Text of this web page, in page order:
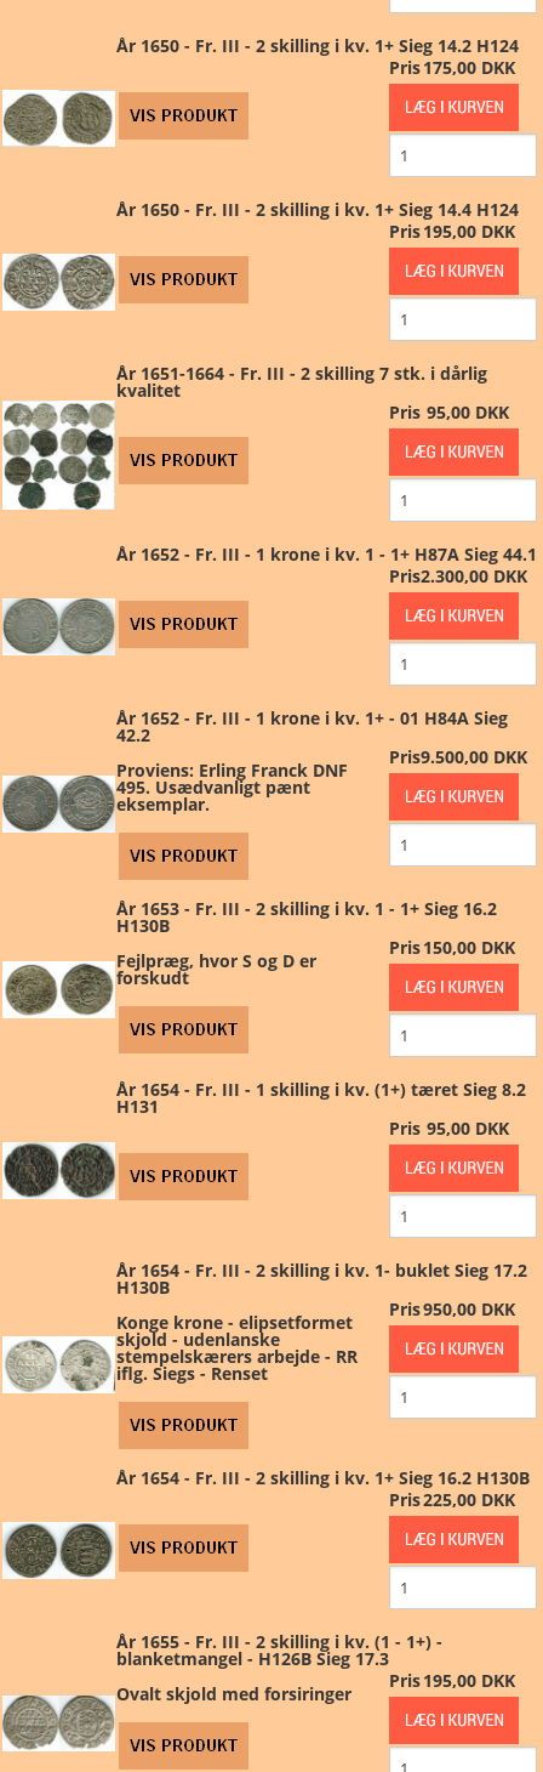
År 1650 - Fr. III - 2 skilling i kv. 1+ Sieg 14.2 H124
Pris175,00 DKK
År 1650 - Fr. III - 2 skilling i kv. 1+ Sieg 14.4 H124
Pris195,00 DKK
År 1651-1664 - Fr. III - 2 skilling 7 stk. i dårlig
kvalitet
Pris 95,00 DKK
År 1652 - Fr. III - 1 krone i kv. 1 - 1+ H87A Sieg 44.1
Pris2.300,00 DKK
År 1652 - Fr. III - 1 krone i kv. 1+ - 01 H84A Sieg
42.2
Proviens: Erling Franck DNF
495. Usædvanligt pænt
eksemplar.
Pris9.500,00 DKK
År 1653 - Fr. III - 2 skilling i kv. 1 - 1+ Sieg 16.2
H130B
Fejlpræg, hvor S og D er
forskudt
Pris150,00 DKK
År 1654 - Fr. III - 1 skilling i kv. (1+) tæret Sieg 8.2
H131
Pris 95,00 DKK
År 1654 - Fr. III - 2 skilling i kv. 1- buklet Sieg 17.2
H130B
Konge krone - elipsetformet
skjold - udenlanske
stempelskærers arbejde - RR
iflg. Siegs - Renset
Pris950,00 DKK
År 1654 - Fr. III - 2 skilling i kv. 1+ Sieg 16.2 H130B
Pris225,00 DKK
År 1655 - Fr. III - 2 skilling i kv. (1 - 1+) -
blanketmangel - H126B Sieg 17.3
Ovalt skjold med forsiringer
Pris195,00 DKK